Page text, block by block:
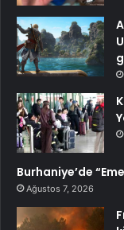
Burhaniye’de
Ağustos 7, 2026